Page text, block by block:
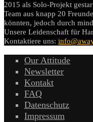
2015 als Solo-Projekt
Team aus knapp 20
könnten, jedoch durch
Unsere Leidenschaft für
Kontaktiere uns:
Our Attitude
Newsletter
Kontakt
FAQ
Datenschutz
Impressum